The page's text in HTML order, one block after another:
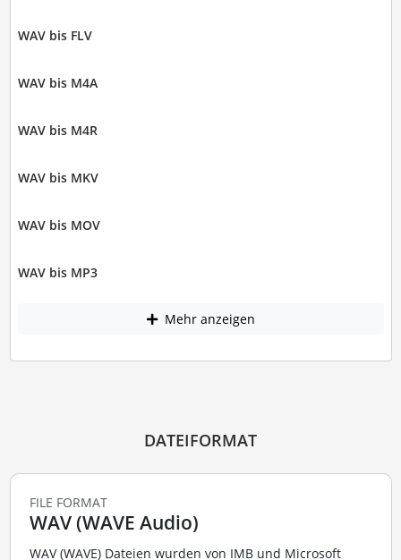
WAV bis FLV
WAV bis M4A
WAV bis M4R
WAV bis MKV
WAV bis MOV
WAV bis MP3
Mehr anzeigen
DATEIFORMAT
FILE FORMAT
WAV (WAVE Audio)
WAV (WAVE) Dateien wurden von IMB und Microsoft